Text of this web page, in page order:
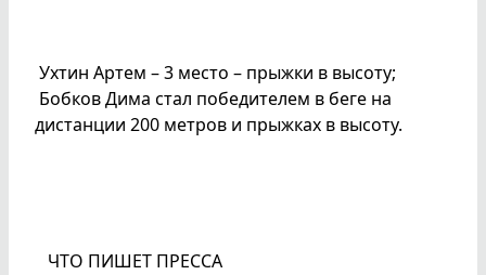
Ухтин Артем – 3 место – прыжки в высоту;
Бобков Дима стал победителем в беге на
дистанции 200 метров и прыжках в высоту.
ЧТО ПИШЕТ ПРЕССА